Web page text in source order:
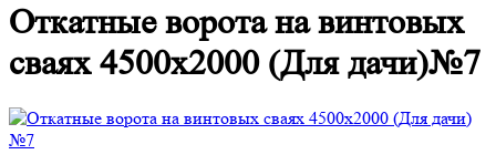
Откатные ворота на винтовых
сваях 4500x2000 (Для дачи)№7